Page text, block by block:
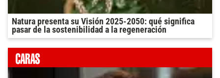
Natura presenta su Visión 2025-2050: qué significa
pasar de la sostenibilidad a la regeneración